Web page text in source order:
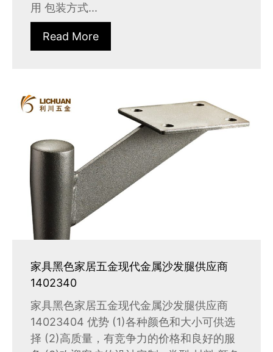
用 包装方式...
Read More
家具黑色家居五金现代金属沙发腿供应商
1402340
家具黑色家居五金现代金属沙发腿供应商
14023404 优势 (1)各种颜色和大小可供选
择 (2)高质量，有竞争力的价格和良好的服